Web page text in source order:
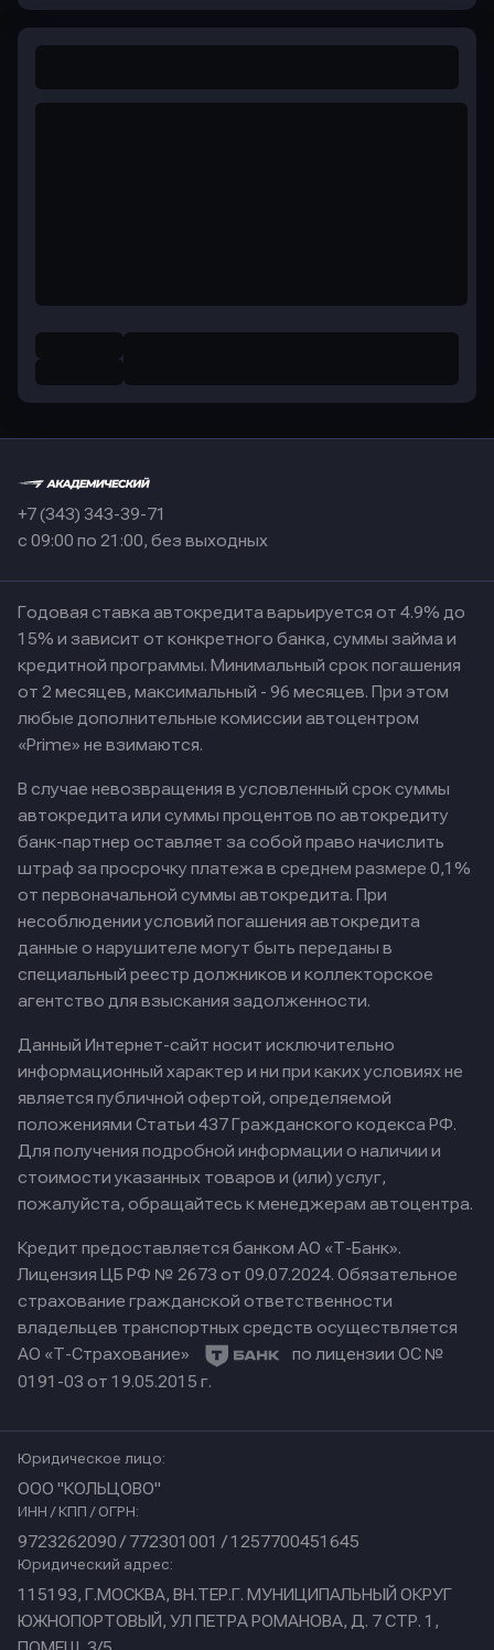
+7 (343) 343-39-71
с 09:00 по 21:00, без выходных
Годовая ставка автокредита варьируется от 4.9% до
15% и зависит от конкретного банка, суммы займа и
кредитной программы. Минимальный срок погашения
от 2 месяцев, максимальный - 96 месяцев. При этом
любые дополнительные комиссии автоцентром
«Prime» не взимаются.
В случае невозвращения в условленный срок суммы
автокредита или суммы процентов по автокредиту
банк-партнер оставляет за собой право начислить
штраф за просрочку платежа в среднем размере 0,1%
от первоначальной суммы автокредита. При
несоблюдении условий погашения автокредита
данные о нарушителе могут быть переданы в
специальный реестр должников и коллекторское
агентство для взыскания задолженности.
Данный Интернет-сайт носит исключительно
информационный характер и ни при каких условиях не
является публичной офертой, определяемой
положениями Статьи 437 Гражданского кодекса РФ.
Для получения подробной информации о наличии и
стоимости указанных товаров и (или) услуг,
пожалуйста, обращайтесь к менеджерам автоцентра.
Кредит предоставляется банком АО «Т-Банк».
Лицензия ЦБ РФ № 2673 от 09.07.2024. Обязательное
страхование гражданской ответственности
владельцев транспортных средств осуществляется
АО «Т-Страхование»
по лицензии ОС №
0191-03 от 19.05.2015 г.
Юридическое лицо:
ООО "КОЛЬЦОВО"
ИНН / КПП / ОГРН:
9723262090 / 772301001 / 1257700451645
Юридический адрес:
115193, Г.МОСКВА, ВН.ТЕР.Г. МУНИЦИПАЛЬНЫЙ ОКРУГ
ЮЖНОПОРТОВЫЙ, УЛ ПЕТРА РОМАНОВА, Д. 7 СТР. 1,